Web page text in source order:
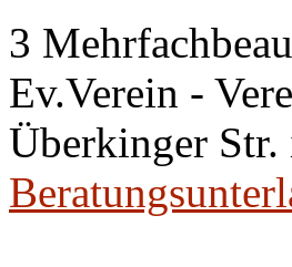
3
Ev.Verein -
Überkinger Str.